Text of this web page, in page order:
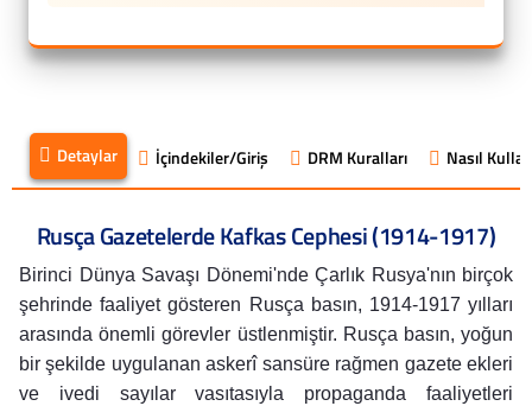
Detaylar İçindekiler/Giriş DRM Kuralları Nasıl
Rusça Gazetelerde Kafkas Cephesi (1914-1917)
Birinci Dünya Savaşı Dönemi'nde Çarlık Rusya'nın birçok
şehrinde faaliyet gösteren Rusça basın, 1914-1917 yılları
arasında önemli görevler üstlenmiştir. Rusça basın, yoğun
bir şekilde uygulanan askerî sansüre rağmen gazete ekleri
ve ivedi sayılar vasıtasıyla propaganda faaliyetleri